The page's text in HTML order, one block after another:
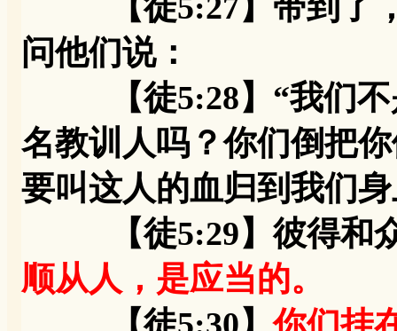
问他们说：
【徒5:28】“我们不
名教训人吗？你们倒把
要叫这人的血归到我们
【徒5:29】彼得和众
顺从人，是应当的。